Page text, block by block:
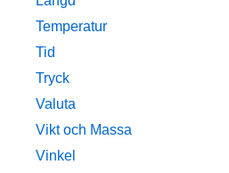
Temperatur
Tid
Tryck
Valuta
Vikt och Massa
Vinkel